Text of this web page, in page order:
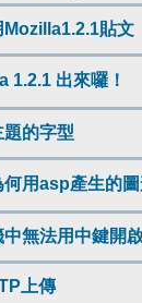
Mozilla1.2.1貼文
1.2.1 出來囉！
的字型
何用asp產生的
無法用中鍵開
上傳